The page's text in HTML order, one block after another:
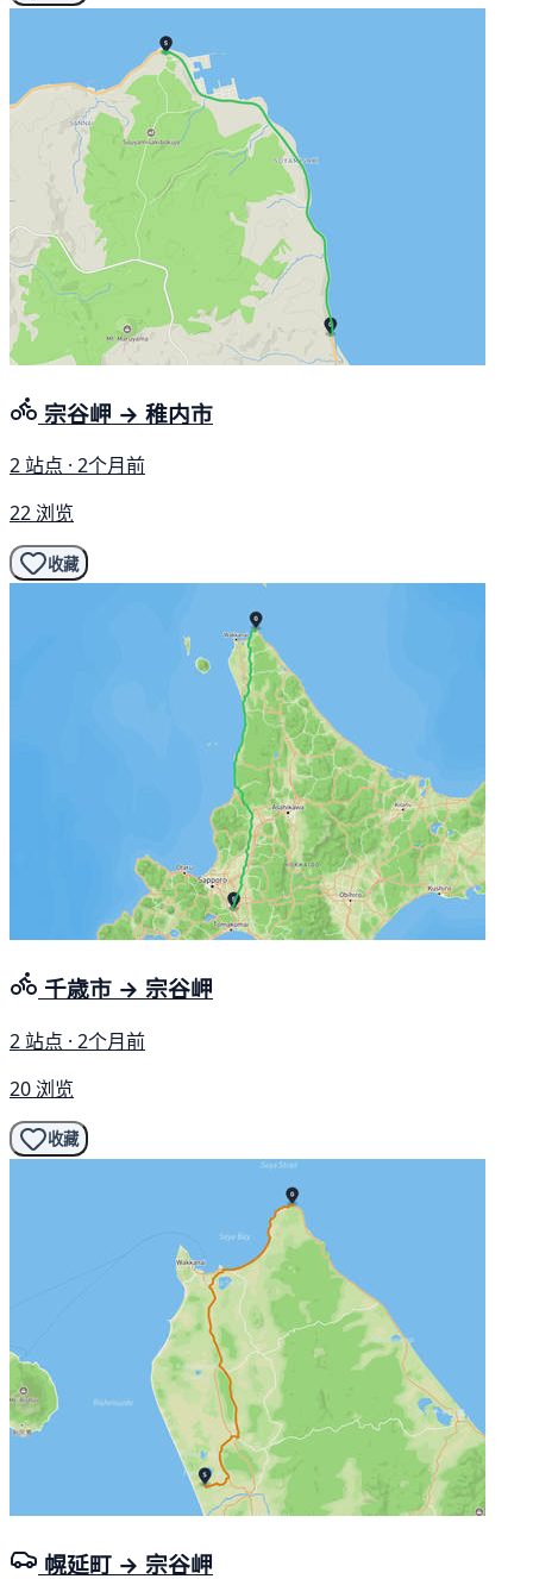
宗谷岬 → 稚内市
2 站点 · 2个月前
22 浏览
收藏
千歳市 → 宗谷岬
2 站点 · 2个月前
20 浏览
收藏
幌延町 → 宗谷岬